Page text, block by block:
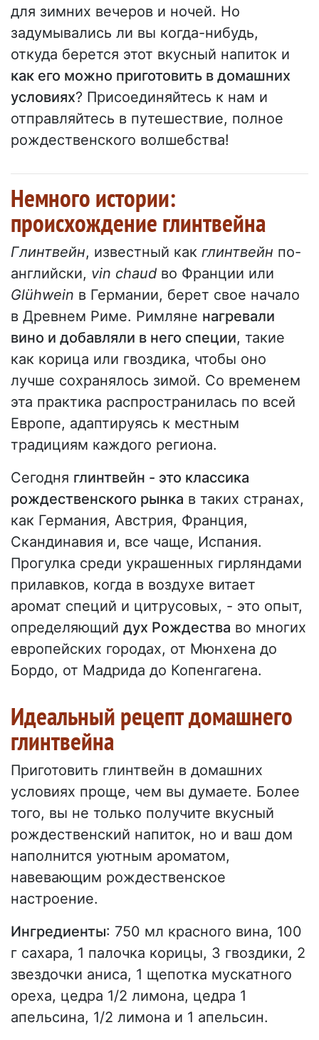
для зимних вечеров и ночей. Но
задумывались ли вы когда-нибудь,
откуда берется этот вкусный напиток и
как его можно приготовить в домашних
условиях? Присоединяйтесь к нам и
отправляйтесь в путешествие, полное
рождественского волшебства!
Немного истории:
происхождение глинтвейна
Глинтвейн, известный как глинтвейн по-
английски, vin chaud во Франции или
Glühwein в Германии, берет свое начало
в Древнем Риме. Римляне нагревали
вино и добавляли в него специи, такие
как корица или гвоздика, чтобы оно
лучше сохранялось зимой. Со временем
эта практика распространилась по всей
Европе, адаптируясь к местным
традициям каждого региона.
Сегодня глинтвейн - это классика
рождественского рынка в таких странах,
как Германия, Австрия, Франция,
Скандинавия и, все чаще, Испания.
Прогулка среди украшенных гирляндами
прилавков, когда в воздухе витает
аромат специй и цитрусовых, - это опыт,
определяющий дух Рождества во многих
европейских городах, от Мюнхена до
Бордо, от Мадрида до Копенгагена.
Идеальный рецепт домашнего
глинтвейна
Приготовить глинтвейн в домашних
условиях проще, чем вы думаете. Более
того, вы не только получите вкусный
рождественский напиток, но и ваш дом
наполнится уютным ароматом,
навевающим рождественское
настроение.
Ингредиенты: 750 мл красного вина, 100
г сахара, 1 палочка корицы, 3 гвоздики, 2
звездочки аниса, 1 щепотка мускатного
ореха, цедра 1/2 лимона, цедра 1
апельсина, 1/2 лимона и 1 апельсин.